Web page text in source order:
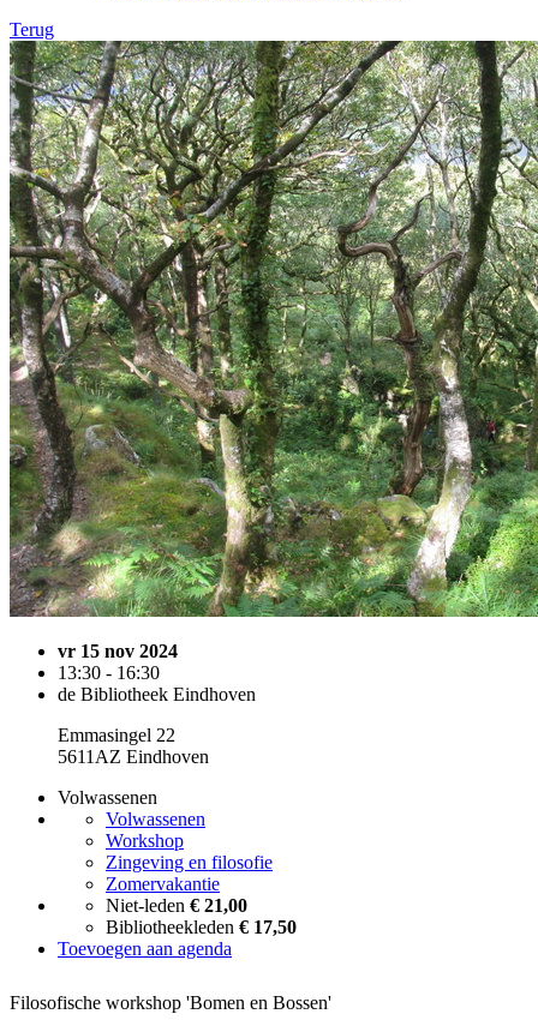
Terug
vr 15 nov 2024
13:30 - 16:30
de Bibliotheek Eindhoven
Emmasingel 22
5611AZ Eindhoven
Volwassenen
Volwassenen
Workshop
Zingeving en filosofie
Zomervakantie
Niet-leden € 21,00
Bibliotheekleden € 17,50
Toevoegen aan agenda
Filosofische workshop 'Bomen en Bossen'